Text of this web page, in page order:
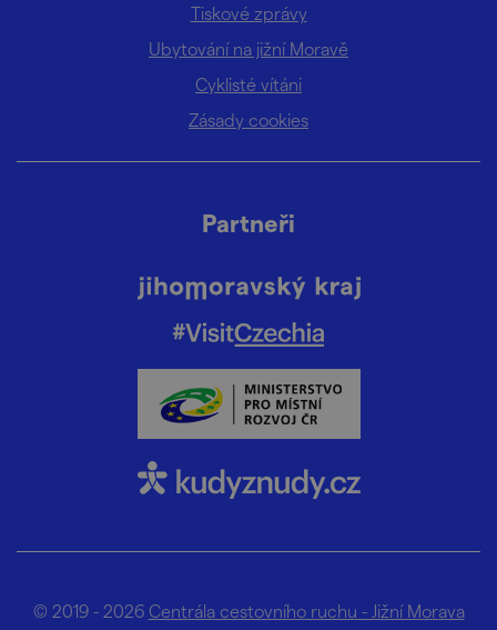
Tiskové zprávy
Ubytování na jižní Moravě
Cyklisté vítáni
Zásady cookies
Partneři
© 2019 - 2026 Centrála cestovního ruchu - Jižní Morava